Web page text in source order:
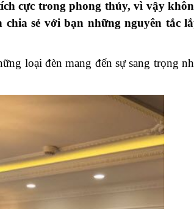
cực trong phong thủy, vì vậy
sẻ với bạn những nguyên tắc
loại đèn mang đến sự sang trọng